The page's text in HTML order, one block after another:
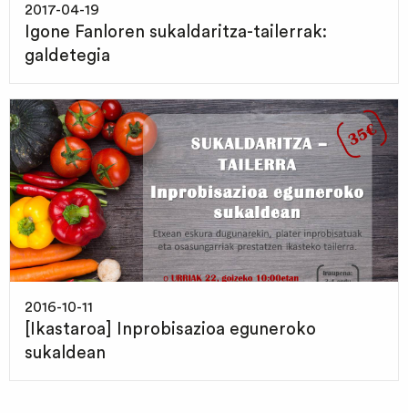
2017-04-19
Igone Fanloren sukaldaritza-tailerrak:
galdetegia
2016-10-11
[Ikastaroa] Inprobisazioa eguneroko
sukaldean